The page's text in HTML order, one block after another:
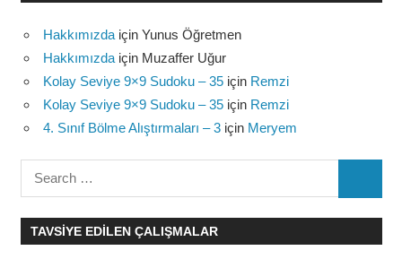
Hakkımızda için Yunus Öğretmen
Hakkımızda için Muzaffer Uğur
Kolay Seviye 9×9 Sudoku – 35 için Remzi
Kolay Seviye 9×9 Sudoku – 35 için Remzi
4. Sınıf Bölme Alıştırmaları – 3 için Meryem
Search
for:
TAVSIYE EDILEN ÇALIŞMALAR